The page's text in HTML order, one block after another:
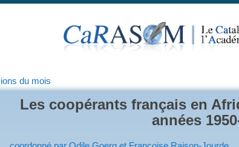
du mois
Les coopérants français en
années